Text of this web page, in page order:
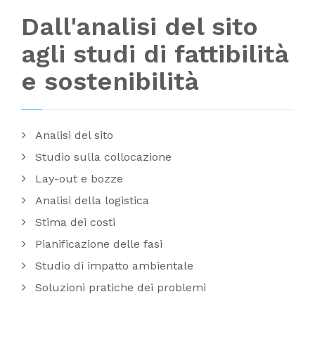
Dall'analisi del sito
agli studi di fattibilità
e sostenibilità
Analisi del sito
Studio sulla collocazione
Lay-out e bozze
Analisi della logistica
Stima dei costi
Pianificazione delle fasi
Studio di impatto ambientale
Soluzioni pratiche dei problemi